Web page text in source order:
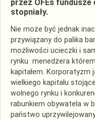
przez OFEs
stopniały.
Nie może być jednak
przywiązany do palika
możliwości ucieczki i
rynku menedżera
kapitałem.
wielkiego kapitału
wolnego rynku i
rabunkiem obywatela w
państwo